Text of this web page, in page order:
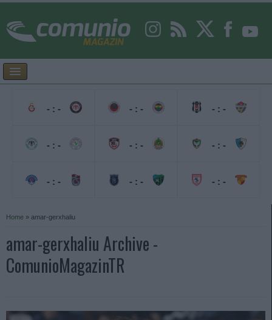
- : -
- : -
- : -
- : -
- : -
- : -
- : -
- : -
- : -
Home » amar-gerxhaliu
amar-gerxhaliu Archive -
ComunioMagazinTR